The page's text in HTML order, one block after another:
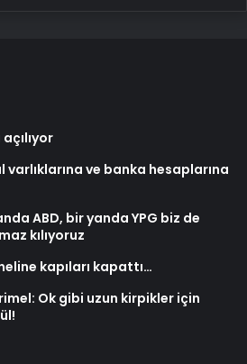
varlıklarına ve banka hesaplarına
ABD, bir yanda YPG biz de
kılıyoruz
kapıları kapattı…
Ok gibi uzun kirpikler için